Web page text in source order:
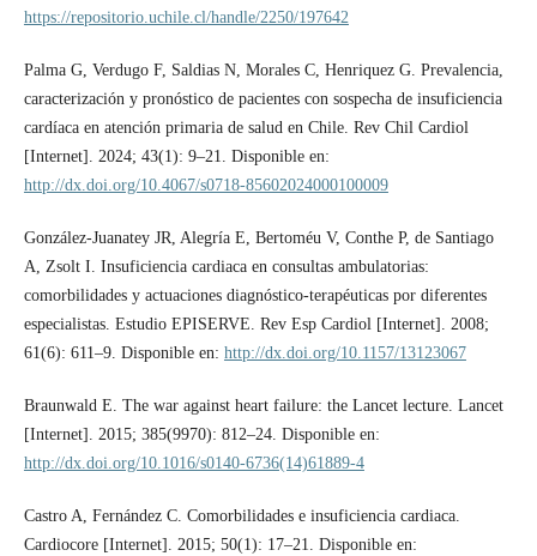
https://repositorio.uchile.cl/handle/2250/197642
Palma G, Verdugo F, Saldias N, Morales C, Henriquez G. Prevalencia,
caracterización y pronóstico de pacientes con sospecha de insuficiencia
cardíaca en atención primaria de salud en Chile. Rev Chil Cardiol
[Internet]. 2024; 43(1): 9–21. Disponible en:
http://dx.doi.org/10.4067/s0718-85602024000100009
González-Juanatey JR, Alegría E, Bertoméu V, Conthe P, de Santiago
A, Zsolt I. Insuficiencia cardiaca en consultas ambulatorias:
comorbilidades y actuaciones diagnóstico-terapéuticas por diferentes
especialistas. Estudio EPISERVE. Rev Esp Cardiol [Internet]. 2008;
61(6): 611–9. Disponible en: http://dx.doi.org/10.1157/13123067
Braunwald E. The war against heart failure: the Lancet lecture. Lancet
[Internet]. 2015; 385(9970): 812–24. Disponible en:
http://dx.doi.org/10.1016/s0140-6736(14)61889-4
Castro A, Fernández C. Comorbilidades e insuficiencia cardiaca.
Cardiocore [Internet]. 2015; 50(1): 17–21. Disponible en: